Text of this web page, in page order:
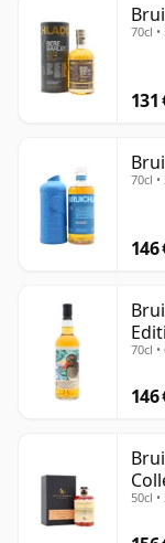
70cl •
131
70cl •
146
70cl •
146
22
50cl •